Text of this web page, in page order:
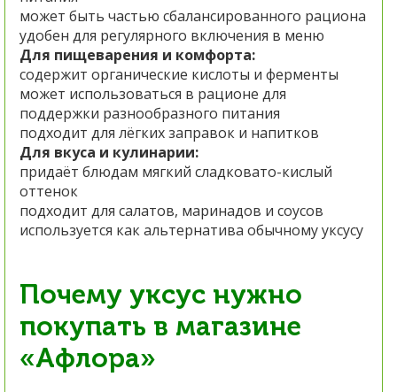
может быть частью сбалансированного рациона
удобен для регулярного включения в меню
Для пищеварения и комфорта:
содержит органические кислоты и ферменты
может использоваться в рационе для
поддержки разнообразного питания
подходит для лёгких заправок и напитков
Для вкуса и кулинарии:
придаёт блюдам мягкий сладковато-кислый
оттенок
подходит для салатов, маринадов и соусов
используется как альтернатива обычному уксусу
Почему уксус нужно
покупать в магазине
«Афлора»